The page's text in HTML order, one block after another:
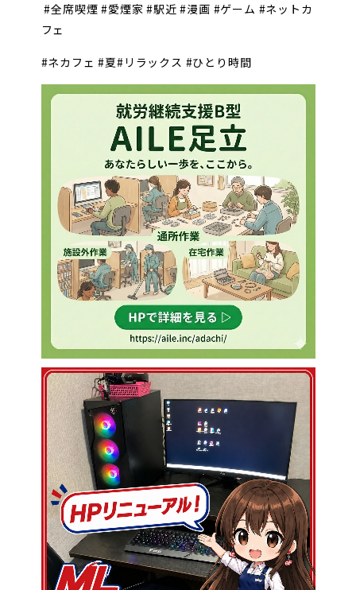
#全席喫煙 #愛煙家 #駅近 #漫画 #ゲーム #ネットカ
フェ
#ネカフェ #夏#リラックス #ひとり時間